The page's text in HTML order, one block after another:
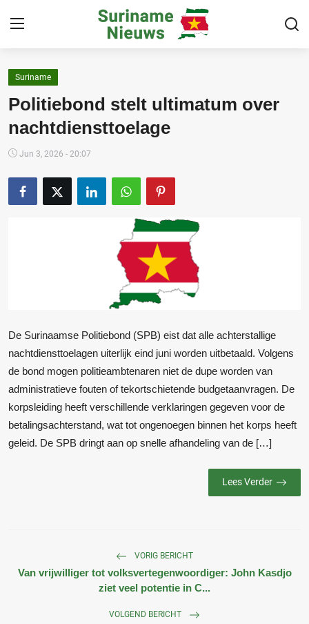
Home
Buitenland
Sport
Cultuur & Media
Suriname
Politiebond stelt ultimatum over
nachtdiensttoelage
Jun 3, 2026 - 20:07
De Surinaamse Politiebond (SPB) eist dat alle achterstallige
nachtdiensttoelagen uiterlijk eind juni worden uitbetaald. Volgens
de bond mogen politieambtenaren niet de dupe worden van
administratieve fouten of tekortschietende budgetaanvragen. De
korpsleiding heeft verschillende verklaringen gegeven voor de
betalingsachterstand, wat tot ongenoegen binnen het korps heeft
geleid. De SPB dringt aan op snelle afhandeling van de […]
Lees Verder
VORIG BERICHT
Van vrijwilliger tot volksvertegenwoordiger: John Kasdjo
ziet veel potentie in C...
VOLGEND BERICHT